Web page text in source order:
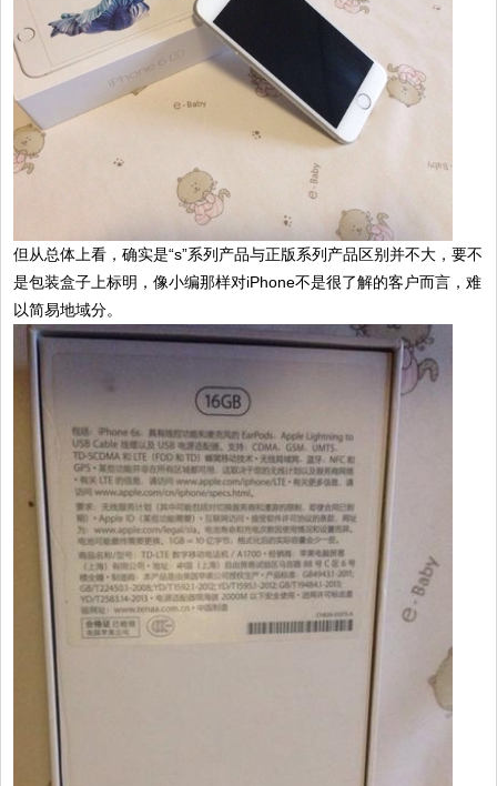
但从总体上看，确实是“s”系列产品与正版系列产品区别并不大，要不
是包装盒子上标明，像小编那样对iPhone不是很了解的客户而言，难
以简易地域分。